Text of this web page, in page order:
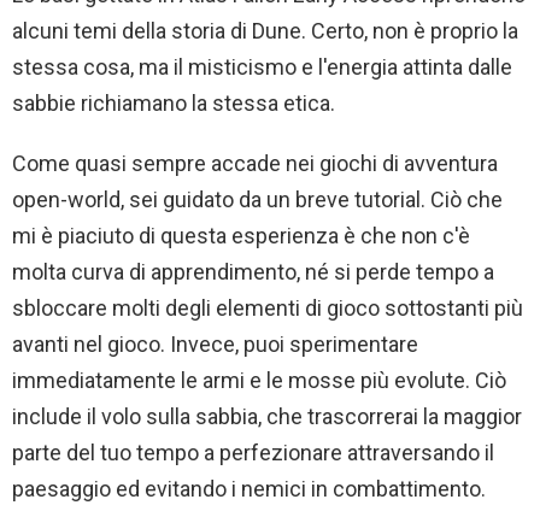
alcuni temi della storia di Dune. Certo, non è proprio la
stessa cosa, ma il misticismo e l'energia attinta dalle
sabbie richiamano la stessa etica.
Come quasi sempre accade nei giochi di avventura
open-world, sei guidato da un breve tutorial. Ciò che
mi è piaciuto di questa esperienza è che non c'è
molta curva di apprendimento, né si perde tempo a
sbloccare molti degli elementi di gioco sottostanti più
avanti nel gioco. Invece, puoi sperimentare
immediatamente le armi e le mosse più evolute. Ciò
include il volo sulla sabbia, che trascorrerai la maggior
parte del tuo tempo a perfezionare attraversando il
paesaggio ed evitando i nemici in combattimento.